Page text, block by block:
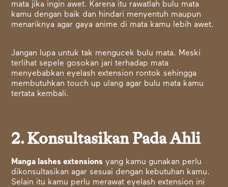
mata jika ingin awet. Karena itu rawatlah bulu mata
kamu dengan baik dan hindari menyentuh maupun
menariknya agar gaya anime di mata kamu lebih awet.
Jangan lupa untuk tak mengucek bulu mata. Meski
terlihat sepele gosokan jari terhadap mata
menyebabkan eyelash extension rontok sehingga
membutuhkan touch up ulang agar bulu mata kamu
tertata kembali.
2. Konsultasikan Pada Ahli
Manga lashes extensions yang kamu gunakan perlu
dikonsultasikan agar sesuai dengan kebutuhan kamu.
Selain itu kamu perlu merawat eyelash extension ini